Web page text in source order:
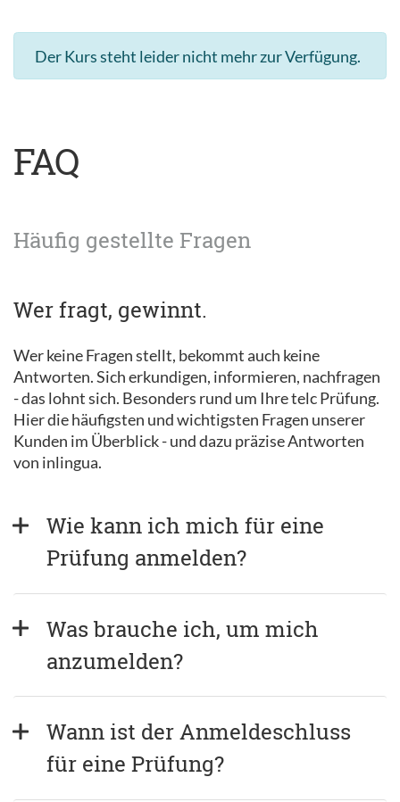
Der Kurs steht leider nicht mehr zur Verfügung.
FAQ
Häufig gestellte Fragen
Wer fragt, gewinnt.
Wer keine Fragen stellt, bekommt auch keine
Antworten. Sich erkundigen, informieren, nachfragen
- das lohnt sich. Besonders rund um Ihre telc Prüfung.
Hier die häufigsten und wichtigsten Fragen unserer
Kunden im Überblick - und dazu präzise Antworten
von inlingua.
Wie kann ich mich für eine
Prüfung anmelden?
Was brauche ich, um mich
anzumelden?
Wann ist der Anmeldeschluss
für eine Prüfung?